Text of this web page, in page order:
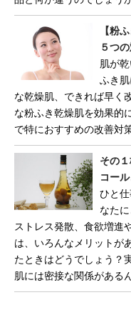
【粉
５つ
肌が
ふき
な乾燥肌、できれば早く
な粉ふき乾燥肌を効果的
で特におすすめの改善対
その
コー
ひと
なた
ストレス発散、食欲増進
は、いろんなメリットが
たときはどうでしょう？
肌には密接な関係がある